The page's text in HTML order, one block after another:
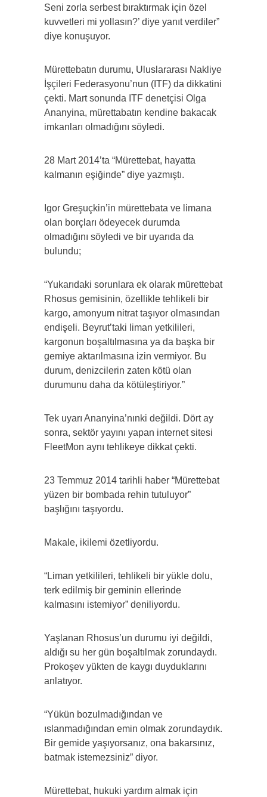
Seni zorla serbest bıraktırmak için özel
kuvvetleri mi yollasın?’ diye yanıt verdiler”
diye konuşuyor.
Mürettebatın durumu, Uluslararası Nakliye
İşçileri Federasyonu’nun (ITF) da dikkatini
çekti. Mart sonunda ITF denetçisi Olga
Ananyina, mürettabatın kendine bakacak
imkanları olmadığını söyledi.
28 Mart 2014’ta “Mürettebat, hayatta
kalmanın eşiğinde” diye yazmıştı.
Igor Greşuçkin’in mürettebata ve limana
olan borçları ödeyecek durumda
olmadığını söyledi ve bir uyarıda da
bulundu;
“Yukarıdaki sorunlara ek olarak mürettebat
Rhosus gemisinin, özellikle tehlikeli bir
kargo, amonyum nitrat taşıyor olmasından
endişeli. Beyrut’taki liman yetkilileri,
kargonun boşaltılmasına ya da başka bir
gemiye aktarılmasına izin vermiyor. Bu
durum, denizcilerin zaten kötü olan
durumunu daha da kötüleştiriyor.”
Tek uyarı Ananyina’nınki değildi. Dört ay
sonra, sektör yayını yapan internet sitesi
FleetMon aynı tehlikeye dikkat çekti.
23 Temmuz 2014 tarihli haber “Mürettebat
yüzen bir bombada rehin tutuluyor”
başlığını taşıyordu.
Makale, ikilemi özetliyordu.
“Liman yetkilileri, tehlikeli bir yükle dolu,
terk edilmiş bir geminin ellerinde
kalmasını istemiyor” deniliyordu.
Yaşlanan Rhosus’un durumu iyi değildi,
aldığı su her gün boşaltılmak zorundaydı.
Prokoşev yükten de kaygı duyduklarını
anlatıyor.
“Yükün bozulmadığından ve
ıslanmadığından emin olmak zorundaydık.
Bir gemide yaşıyorsanız, ona bakarsınız,
batmak istemezsiniz” diyor.
Mürettebat, hukuki yardım almak için